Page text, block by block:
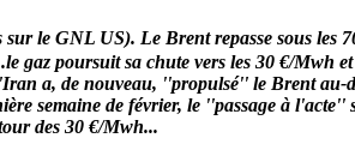
le GNL US). Le Brent repasse sous les
gaz poursuit sa chute vers les 30 €/Mwh
a, de nouveau, ''propulsé'' le Brent au-
semaine de février, le ''passage à l'acte''
des 30 €/Mwh...